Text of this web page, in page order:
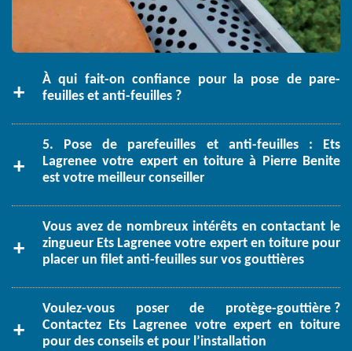
À qui fait-on confiance pour la pose de pare-
feuilles et anti-feuilles ?
5. Pose de parefeuilles et anti-feuilles : Ets
Lagrenee votre expert en toiture à Pierre Benite
est votre meilleur conseiller
Vous avez de nombreux intérêts en contactant le
zingueur Ets Lagrenee votre expert en toiture pour
placer un filet anti-feuilles sur vos gouttières
Voulez-vous poser de protège-gouttière ?
Contactez Ets Lagrenee votre expert en toiture
pour des conseils et pour l’installation